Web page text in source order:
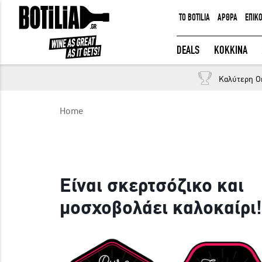
ΕΙΣΟΔΟΣ ΜΕΛΩΝ
Να με θυμάσαι
TO BOTILIA ΑΡΘΡΑ
DEALS ΚΟΚΚΙΝΑ
Καλύτερη
Home
Είναι σκερτσόζικο και
μοσχοβολάει καλοκαίρι!